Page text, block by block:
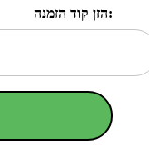
הזן קוד הזמנה: